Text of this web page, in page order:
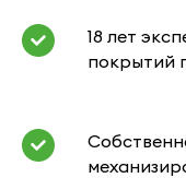
18 лет
покрытий